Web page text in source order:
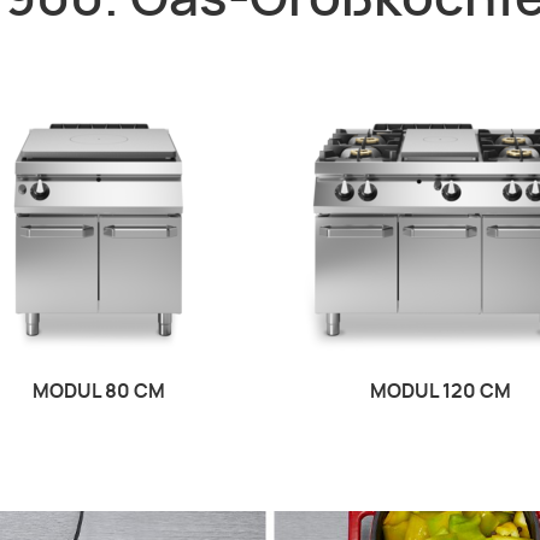
MODUL 80 CM MODUL 120 CM